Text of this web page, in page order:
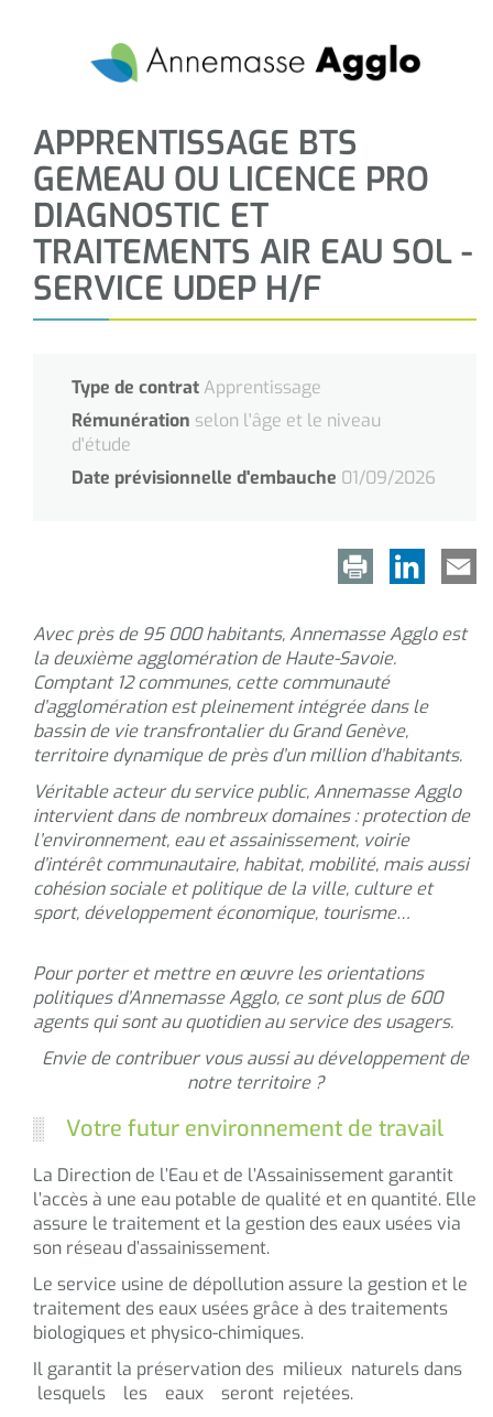
APPRENTISSAGE BTS
GEMEAU OU LICENCE PRO
DIAGNOSTIC ET
TRAITEMENTS AIR EAU SOL -
SERVICE UDEP H/F
Type de contrat Apprentissage
Rémunération selon l'âge et le niveau
d'étude
Date prévisionnelle d'embauche 01/09/2026
Avec près de 95 000 habitants, Annemasse Agglo est
la deuxième agglomération de Haute-Savoie.
Comptant 12 communes, cette communauté
d’agglomération est pleinement intégrée dans le
bassin de vie transfrontalier du Grand Genève,
territoire dynamique de près d’un million d’habitants.
Véritable acteur du service public, Annemasse Agglo
intervient dans de nombreux domaines : protection de
l’environnement, eau et assainissement, voirie
d’intérêt communautaire, habitat, mobilité, mais aussi
cohésion sociale et politique de la ville, culture et
sport, développement économique, tourisme…
Pour porter et mettre en œuvre les orientations
politiques d’Annemasse Agglo, ce sont plus de 600
agents qui sont au quotidien au service des usagers.
Envie de contribuer vous aussi au développement de
notre territoire ?
Votre futur environnement de travail
La Direction de l’Eau et de l’Assainissement garantit
l’accès à une eau potable de qualité et en quantité. Elle
assure le traitement et la gestion des eaux usées via
son réseau d’assainissement.
Le service usine de dépollution assure la gestion et le
traitement des eaux usées grâce à des traitements
biologiques et physico-chimiques.
Il garantit la préservation des milieux naturels dans
lesquels les eaux seront rejetées.